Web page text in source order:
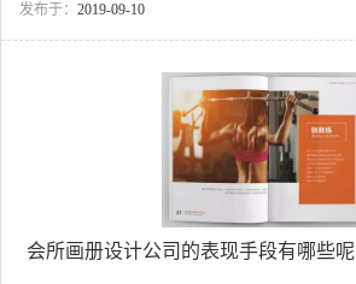
从甲地到乙地的行进过程;"游"是外出游览、观光、娱
户的企业文化，市场推广策略合理安排画册(印刷品)
发布于： 2019-09-10
会所画册设计公司的表现手段有哪些